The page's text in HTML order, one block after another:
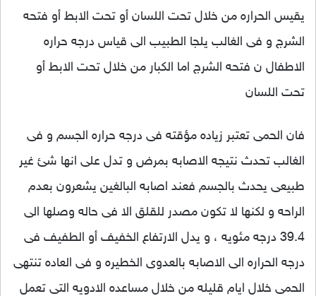
يقيس الحراره من خلال تحت اللسان أو تحت الابط أو فتحه
الشرج و فى الغالب يلجا الطبيب الى قياس درجه حراره
الاطفال ن فتحه الشرج اما الكبار من خلال تحت الابط أو
تحت اللسان
فان الحمى تعتبر زياده مؤقته فى درجه حراره الجسم و فى
الغالب تحدث نتيجه الاصابه بمرض و تدل على انها شئ غير
طبيعى يحدث بالجسم فعند اصابه البالغين يشعرون بعدم
الراحه و لكنها لا تكون مصدر للقلق الا فى حاله وصلها الى
39.4 درجه مئويه ، و يدل الارتفاع الخفيف أو الطفيف فى
درجه الحراره الى الاصابه بالعدوى الخطيره و فى العاده تنتهى
الحمى خلال ايام قليله من خلال مساعده الادويه التى تعمل